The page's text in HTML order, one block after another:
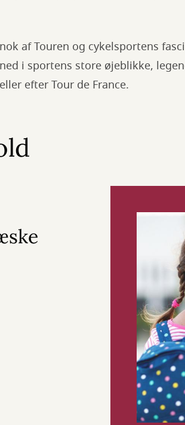
af Touren og cykelsportens
i sportens store øjeblikke,
efter Tour de France.